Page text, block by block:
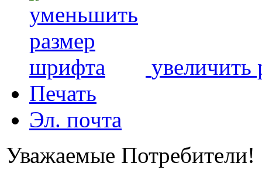
Печать
Эл. почта
Уважаемые Потребители!